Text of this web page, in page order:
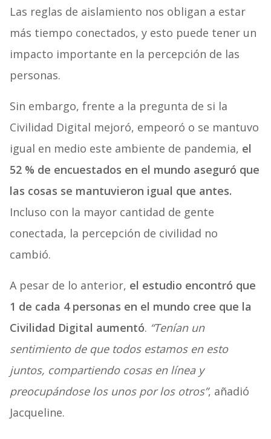
Las reglas de aislamiento nos obligan a estar
más tiempo conectados, y esto puede tener un
impacto importante en la percepción de las
personas.
Sin embargo, frente a la pregunta de si la
Civilidad Digital mejoró, empeoró o se mantuvo
igual en medio este ambiente de pandemia, el
52 % de encuestados en el mundo aseguró que
las cosas se mantuvieron igual que antes.
Incluso con la mayor cantidad de gente
conectada, la percepción de civilidad no
cambió.
A pesar de lo anterior, el estudio encontró que
1 de cada 4 personas en el mundo cree que la
Civilidad Digital aumentó. “Tenían un
sentimiento de que todos estamos en esto
juntos, compartiendo cosas en línea y
preocupándose los unos por los otros”, añadió
Jacqueline.